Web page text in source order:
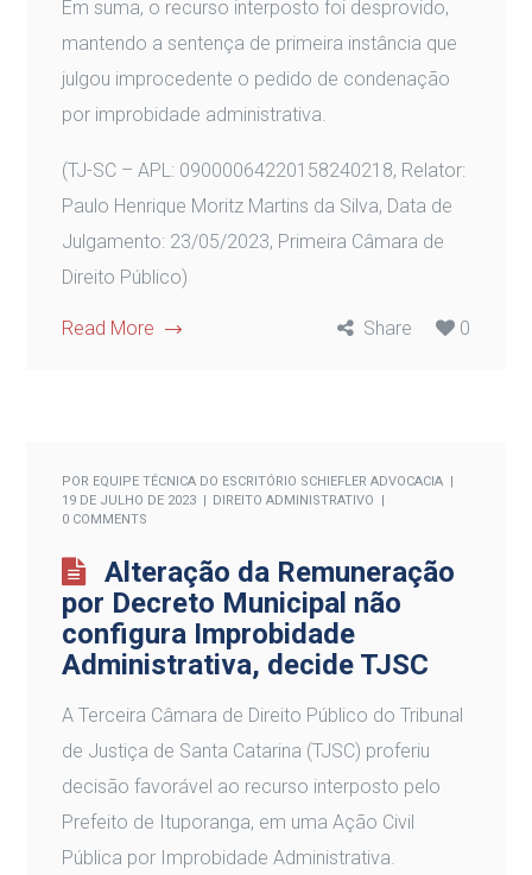
Em suma, o recurso interposto foi desprovido,
mantendo a sentença de primeira instância que
julgou improcedente o pedido de condenação
por improbidade administrativa.
(TJ-SC – APL: 09000064220158240218, Relator:
Paulo Henrique Moritz Martins da Silva, Data de
Julgamento: 23/05/2023, Primeira Câmara de
Direito Público)
Read More Share 0
POR EQUIPE TÉCNICA DO ESCRITÓRIO SCHIEFLER ADVOCACIA
19 DE JULHO DE 2023
DIREITO ADMINISTRATIVO
0 COMMENTS
Alteração da Remuneração
por Decreto Municipal não
configura Improbidade
Administrativa, decide TJSC
A Terceira Câmara de Direito Público do Tribunal
de Justiça de Santa Catarina (TJSC) proferiu
decisão favorável ao recurso interposto pelo
Prefeito de Ituporanga, em uma Ação Civil
Pública por Improbidade Administrativa.